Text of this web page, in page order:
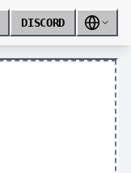
DISCORD